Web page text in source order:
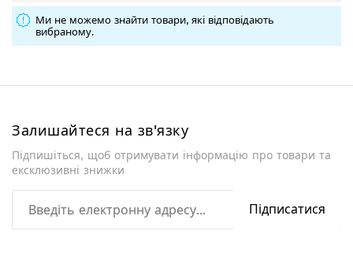
Ми не можемо знайти товари, які відповідають
вибраному.
Залишайтеся на зв'язку
Підпишіться, щоб отримувати інформацію про товари та
ексклюзивні знижки
Підписатися